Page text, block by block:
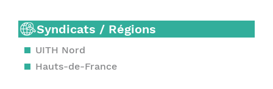
Syndicats / Régions
UITH Nord
Hauts-de-France